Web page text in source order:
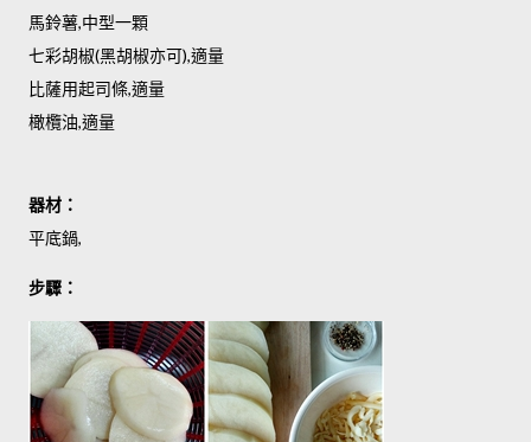
馬鈴薯,中型一顆
七彩胡椒(黑胡椒亦可),適量
比薩用起司條,適量
橄欖油,適量
器材：
平底鍋,
步驟：